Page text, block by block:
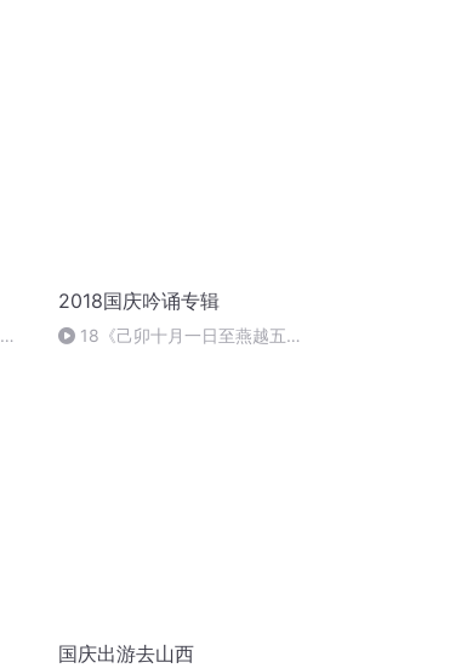
2018国庆吟诵专辑
18《己卯十月一日至燕越五
国庆出游去山西